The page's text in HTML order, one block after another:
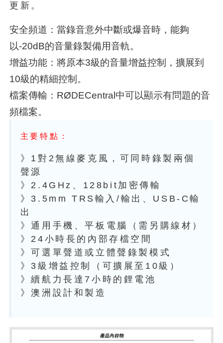
更新。
安全頻道：當錄音意外中斷或爆音時，能夠
以-20dB的音量錄製備用音軌。
增益功能：將原本3級的音量增益控制，擴展到
10級的精細控制。
檔案傳輸：RØDECentral中可以顯示有問題的音
頻檔案。
主要特點：
》1對2無線麥克風，可同時錄製兩個
聲源
》2.4GHz、128bit加密傳輸
》3.5mm TRS輸入/輸出、USB-C輸
出
》通用手機、平板電腦（需另購線材）
》24小時長的內部存檔空間
》可選單聲道或立體聲錄製模式
》3級增益控制（可擴展至10級）
》續航力長達7小時的鋰電池
》澳洲設計和製造